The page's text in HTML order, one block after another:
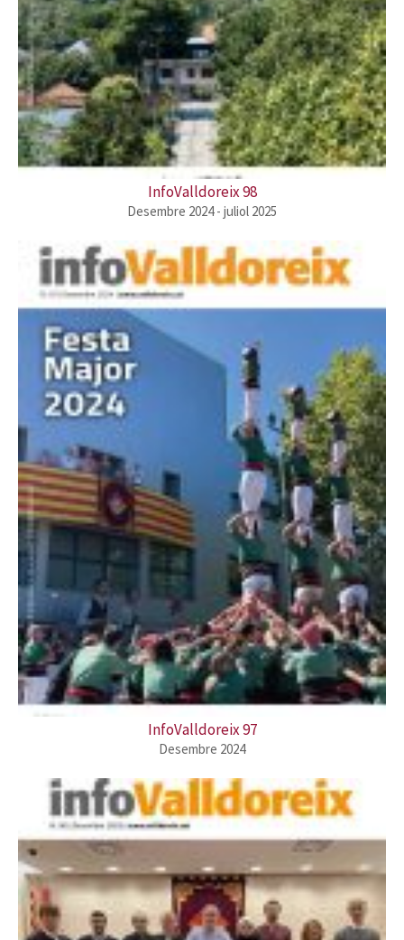
InfoValldoreix 98
Desembre 2024 - juliol 2025
InfoValldoreix 97
Desembre 2024